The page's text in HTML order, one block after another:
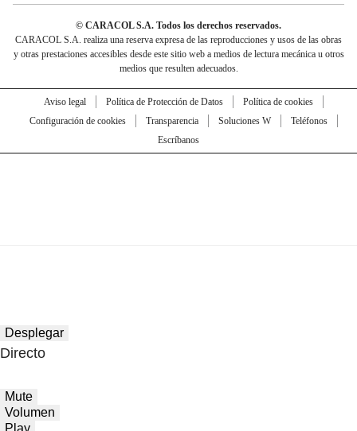
© CARACOL S.A. Todos los derechos reservados.
CARACOL S.A. realiza una reserva expresa de las reproducciones y usos de las obras
y otras prestaciones accesibles desde este sitio web a medios de lectura mecánica u otros
medios que resulten adecuados.
Aviso legal Política de Protección de Datos
Política de cookies
Configuración de cookies
Transparencia Soluciones W
Teléfonos
Escríbanos
Desplegar
Directo
Mute
Volumen